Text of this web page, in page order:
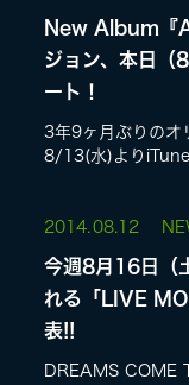
New Album『
ジョン、本日（
ート！
3年9ヶ月ぶりのオ
8/13(水)より
2014. 08.12
今週8月16日（
れる「LIVE
表!!
DREAMS COME